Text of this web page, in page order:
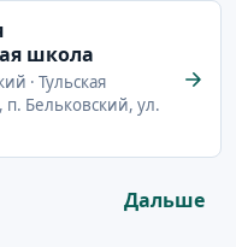
школа
· Тульская
п. Бельковский, ул.
Дальше